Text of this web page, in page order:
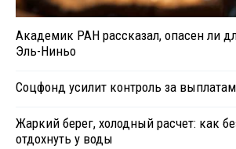
Академик РАН рассказал, опасен ли
Эль-Ниньо
Соцфонд усилит контроль за
Жаркий берег, холодный расчет: как
отдохнуть у воды